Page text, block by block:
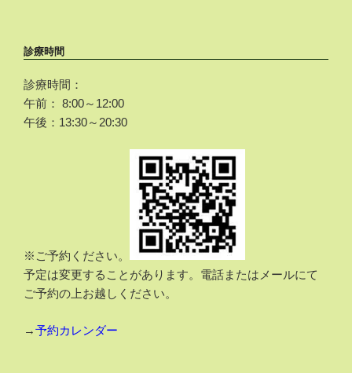
診療時間
診療時間：
午前： 8:00～12:00
午後：13:30～20:30
※ご予約ください。
予定は変更することがあります。電話またはメールにて
ご予約の上お越しください。
→予約カレンダー